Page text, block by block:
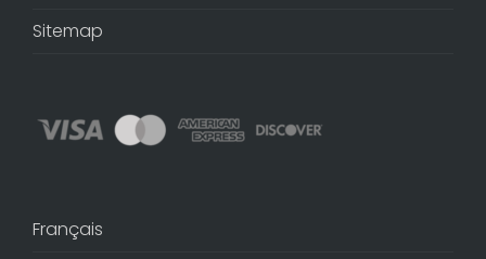
Sitemap
Français